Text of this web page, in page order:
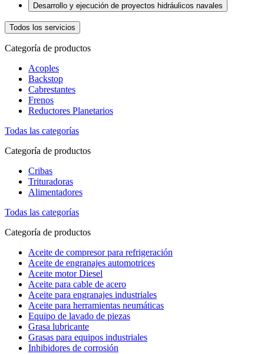
Desarrollo y ejecución de proyectos hidráulicos navales
Todos los servicios
Categoría de productos
Acoples
Backstop
Cabrestantes
Frenos
Reductores Planetarios
Todas las categorías
Categoría de productos
Cribas
Trituradoras
Alimentadores
Todas las categorías
Categoría de productos
Aceite de compresor para refrigeración
Aceite de engranajes automotrices
Aceite motor Diesel
Aceite para cable de acero
Aceite para engranajes industriales
Aceite para herramientas neumáticas
Equipo de lavado de piezas
Grasa lubricante
Grasas para equipos industriales
Inhibidores de corrosión